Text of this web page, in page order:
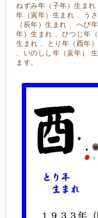
ねずみ年（子年）生ま
年（寅年）生まれ 、う
（辰年）生まれ 、へび
年）生まれ 、ひつじ年
生まれ 、とり年（酉年
、いのしし年（亥年）
ます。